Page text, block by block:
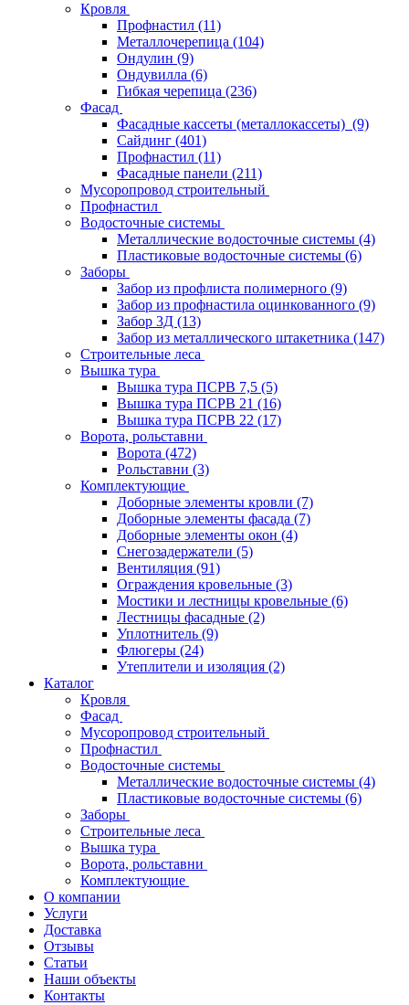
Кровля
Профнастил (11)
Металлочерепица (104)
Ондулин (9)
Ондувилла (6)
Гибкая черепица (236)
Фасад
Фасадные кассеты (металлокассеты) (9)
Сайдинг (401)
Профнастил (11)
Фасадные панели (211)
Мусоропровод строительный
Профнастил
Водосточные системы
Металлические водосточные системы (4)
Пластиковые водосточные системы (6)
Заборы
Забор из профлиста полимерного (9)
Забор из профнастила оцинкованного (9)
Забор 3Д (13)
Забор из металлического штакетника (147)
Строительные леса
Вышка тура
Вышка тура ПСРВ 7,5 (5)
Вышка тура ПСРВ 21 (16)
Вышка тура ПСРВ 22 (17)
Ворота, рольставни
Ворота (472)
Рольставни (3)
Комплектующие
Доборные элементы кровли (7)
Доборные элементы фасада (7)
Доборные элементы окон (4)
Снегозадержатели (5)
Вентиляция (91)
Ограждения кровельные (3)
Мостики и лестницы кровельные (6)
Лестницы фасадные (2)
Уплотнитель (9)
Флюгеры (24)
Утеплители и изоляция (2)
Каталог
Кровля
Фасад
Мусоропровод строительный
Профнастил
Водосточные системы
Металлические водосточные системы (4)
Пластиковые водосточные системы (6)
Заборы
Строительные леса
Вышка тура
Ворота, рольставни
Комплектующие
О компании
Услуги
Доставка
Отзывы
Статьи
Наши объекты
Контакты